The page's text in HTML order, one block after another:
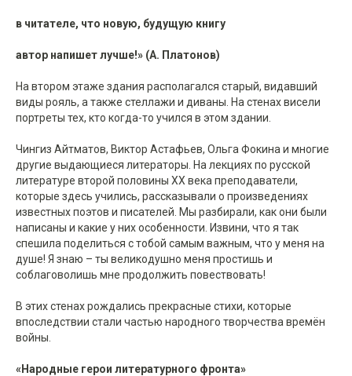
в читателе, что новую, будущую книгу
автор напишет лучше!» (А. Платонов)
На втором этаже здания располагался старый, видавший
виды рояль, а также стеллажи и диваны. На стенах висели
портреты тех, кто когда-то учился в этом здании.
Чингиз Айтматов, Виктор Астафьев, Ольга Фокина и многие
другие выдающиеся литераторы. На лекциях по русской
литературе второй половины XX века преподаватели,
которые здесь учились, рассказывали о произведениях
известных поэтов и писателей. Мы разбирали, как они были
написаны и какие у них особенности. Извини, что я так
спешила поделиться с тобой самым важным, что у меня на
душе! Я знаю – ты великодушно меня простишь и
соблаговолишь мне продолжить повествовать!
В этих стенах рождались прекрасные стихи, которые
впоследствии стали частью народного творчества времён
войны.
«Народные герои литературного фронта»